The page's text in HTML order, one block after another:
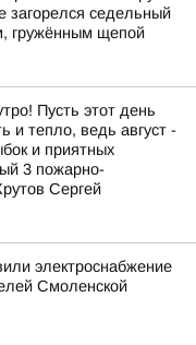
загорелся седельный
гружённым щепой
Пусть этот день
и тепло, ведь август -
и приятных
3 пожарно-
Сергей
электроснабжение
Смоленской